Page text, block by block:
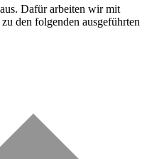
Dafür arbeiten wir mit
den folgenden ausgeführten